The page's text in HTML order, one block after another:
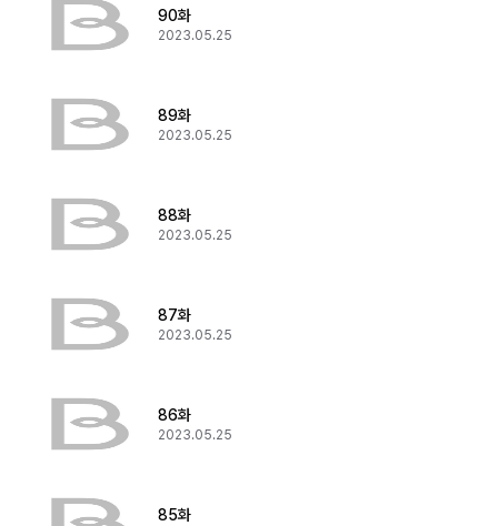
90화
2023.05.25
89화
2023.05.25
88화
2023.05.25
87화
2023.05.25
86화
2023.05.25
85화